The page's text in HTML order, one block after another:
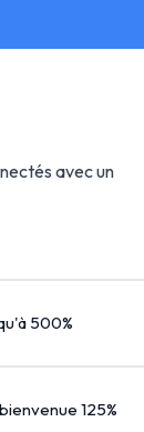
avec un
500%
125%